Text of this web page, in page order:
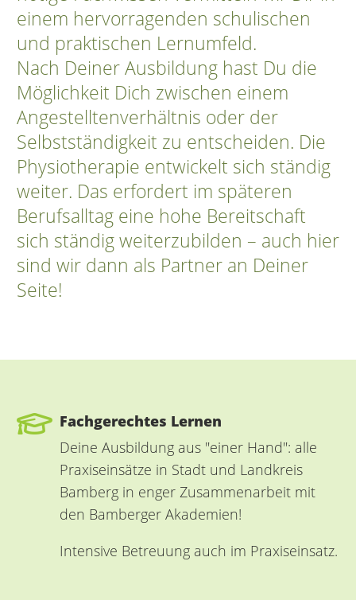
einem hervorragenden schulischen
und praktischen Lernumfeld.
Nach Deiner Ausbildung hast Du die
Möglichkeit Dich zwischen einem
Angestelltenverhältnis oder der
Selbstständigkeit zu entscheiden. Die
Physiotherapie entwickelt sich ständig
weiter. Das erfordert im späteren
Berufsalltag eine hohe Bereitschaft
sich ständig weiterzubilden – auch hier
sind wir dann als Partner an Deiner
Seite!
Fachgerechtes Lernen
Deine Ausbildung aus "einer Hand": alle
Praxiseinsätze in Stadt und Landkreis
Bamberg in enger Zusammenarbeit mit
den Bamberger Akademien!
Intensive Betreuung auch im Praxiseinsatz.